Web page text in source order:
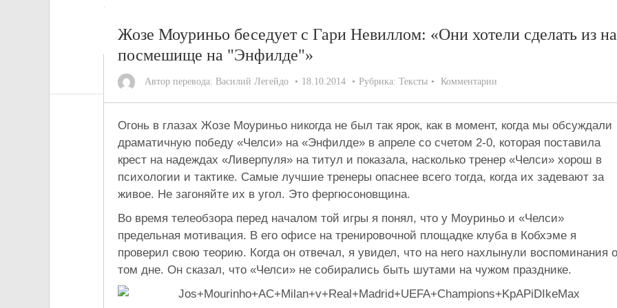
Жозе Моуриньо беседует с Гари Невиллом: «Они хотели сделать из
посмешище на "Энфилде"»
Автор перевода: Василий Легейдо 18.10.2014 Рубрика: Тексты Комментарии
Огонь в глазах Жозе Моуриньо никогда не был так ярок, как в момент, когда мы обсуждали
драматичную победу «Челси» на «Энфилде» в апреле со счетом 2-0, которая поставила
крест на надеждах «Ливерпуля» на титул и показала, насколько тренер «Челси» хорош в
психологии и тактике. Самые лучшие тренеры опаснее всего тогда, когда их задевают за
живое. Не загоняйте их в угол. Это фергюсоновщина.
Во время телеобзора перед началом той игры я понял, что у Моуриньо и «Челси»
предельная мотивация. В его офисе на тренировочной площадке клуба в Кобхэме я
проверил свою теорию. Когда он отвечал, я увидел, что на него нахлынули воспоминания о
том дне. Он сказал, что «Челси» не собирались быть шутами на чужом празднике.